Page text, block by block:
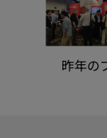
昨年の